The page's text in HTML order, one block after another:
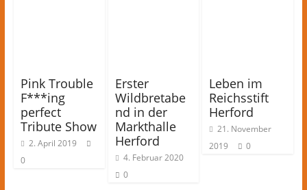
Pink Trouble
F***ing
perfect
Tribute Show
2. April 2019
0
Erster
Wildbretabe
nd in der
Markthalle
Herford
4. Februar 2020
0
Leben im
Reichsstift
Herford
21. November
2019
0